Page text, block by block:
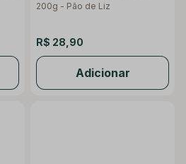
200g - Pão de Liz
R$ 28,90
Adicionar